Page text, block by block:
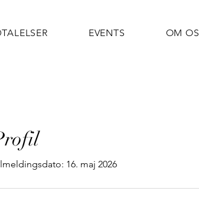
EVENTS OM OS
16. maj 2026